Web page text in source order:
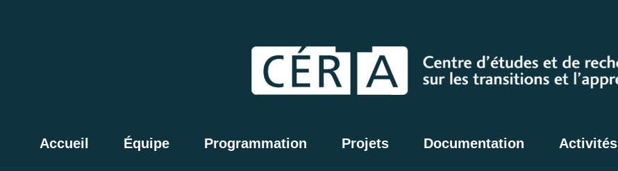
Accueil Équipe Programmation Projets Documentation Activités